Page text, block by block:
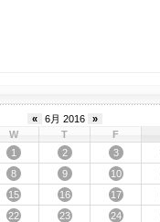
« 6月 2016
»
W T F
1
2 3
8 9 10
15 16 17
22 23 24